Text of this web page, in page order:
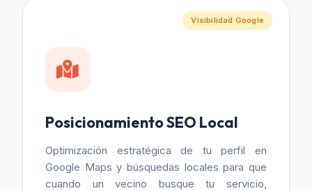
Visibilidad Google
Posicionamiento SEO Local
Optimización estratégica de tu perfil en
Google Maps y búsquedas locales para que
cuando un vecino busque tu servicio,